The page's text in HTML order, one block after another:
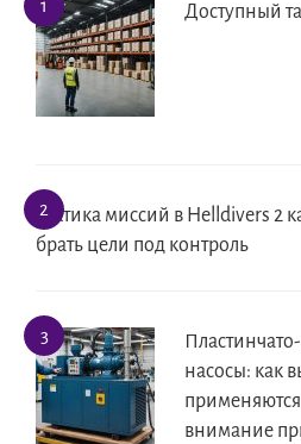
Доступный
Тактика миссий в Helldivers 2
брать цели под контроль
насосы: как
применяются
внимание